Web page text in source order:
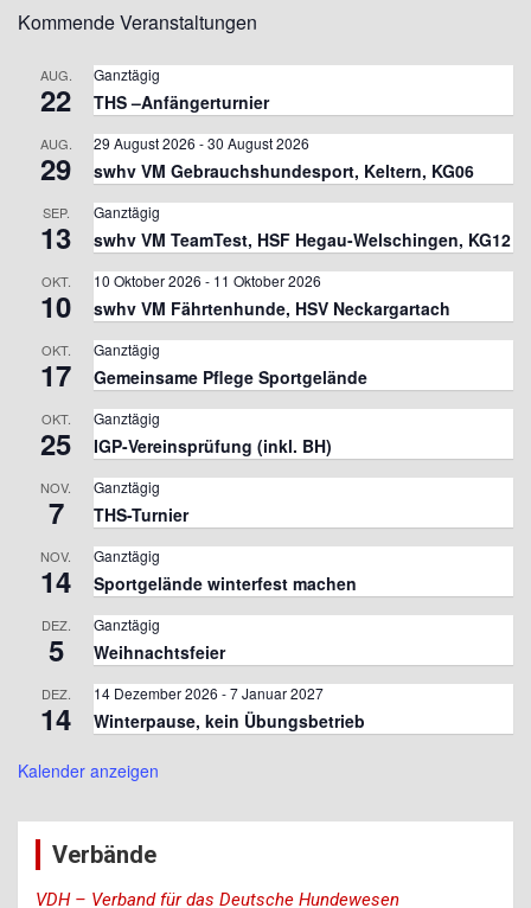
Kommende Veranstaltungen
AUG.
22
Ganztägig
THS –Anfängerturnier
AUG.
29
29 August 2026 -30 August 2026
swhv VM Gebrauchshundesport, Keltern, KG06
SEP.
13
Ganztägig
swhv VM TeamTest, HSF Hegau-Welschingen, KG12
OKT.
10
10 Oktober 2026 - 11 Oktober 2026
swhv VM Fährtenhunde, HSV Neckargartach
OKT.
17
Ganztägig
Gemeinsame Pflege Sportgelände
OKT.
25
Ganztägig
IGP-Vereinsprüfung (inkl. BH)
NOV.
7
Ganztägig
THS-Turnier
NOV.
14
Ganztägig
Sportgelände winterfest machen
DEZ.
5
Ganztägig
Weihnachtsfeier
DEZ.
14
14 Dezember 2026 -7 Januar 2027
Winterpause, kein Übungsbetrieb
Kalender anzeigen
Verbände
VDH – Verband für das Deutsche Hundewesen